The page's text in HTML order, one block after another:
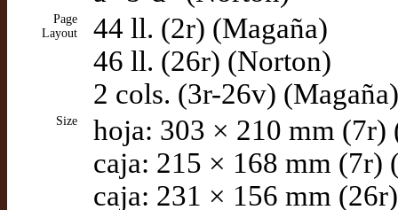
Page
Layout
44 ll. (2r) (Magaña)
46 ll. (26r) (Norton)
2 cols. (3r-26v) (Magaña)
Size
hoja: 303 × 210 mm (7r)
caja: 215 × 168 mm (7r)
caja: 231 × 156 mm